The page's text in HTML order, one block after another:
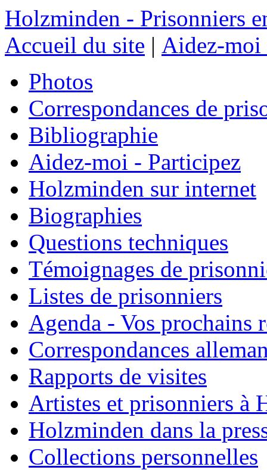
Holzminden - Prisonniers
Accueil du site | Aidez-moi
Photos
Correspondances de
Bibliographie
Aidez-moi - Participez
Holzminden sur internet
Biographies
Questions techniques
Témoignages de
Listes de prisonniers
Agenda - Vos prochains
Correspondances
Rapports de visites
Artistes et prisonniers à
Holzminden dans la
Collections personnelles